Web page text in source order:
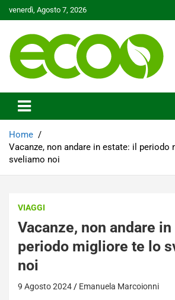
to
venerdì, Agosto 7, 2026
Ecoo.it
Home
Vacanze, non andare in estate: il periodo
sveliamo noi
VIAGGI
Vacanze, non andare in
periodo migliore te lo
noi
9 Agosto 2024 Emanuela Marcoionni